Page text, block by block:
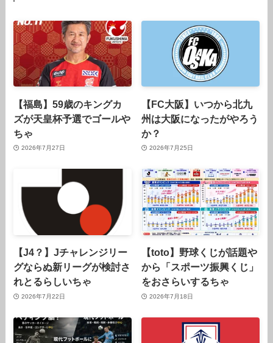
【福島】59歳のキングカ
ズが天皇杯予選でゴールや
ちゃ
2026年7月27日
【FC大阪】いつから北九
州は大阪になったがやろう
か？
2026年7月25日
【J4？】Jチャレンジリー
グならぬ新リーグが検討さ
れとるらしいちゃ
2026年7月22日
【toto】野球くじが話題や
から「スポーツ振興くじ」
をおさらいするちゃ
2026年7月18日